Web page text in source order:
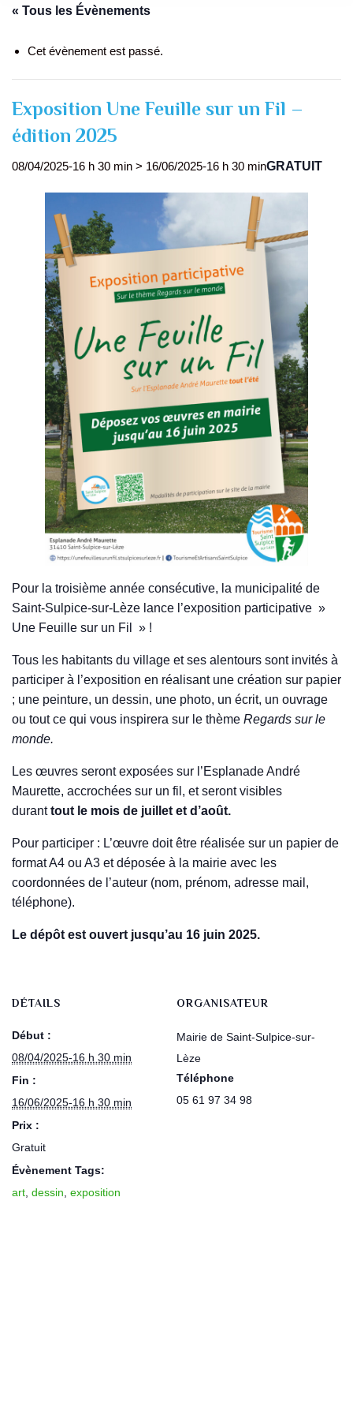
« Tous les Évènements
Cet évènement est passé.
Exposition Une Feuille sur un Fil –
édition 2025
08/04/2025-16 h 30 min > 16/06/2025-16 h 30 minGRATUIT
Pour la troisième année consécutive, la municipalité de
Saint-Sulpice-sur-Lèze lance l’exposition participative »
Une Feuille sur un Fil » !
Tous les habitants du village et ses alentours sont invités à
participer à l’exposition en réalisant une création sur papier
; une peinture, un dessin, une photo, un écrit, un ouvrage
ou tout ce qui vous inspirera sur le thème Regards sur le
monde.
Les œuvres seront exposées sur l’Esplanade André
Maurette, accrochées sur un fil, et seront visibles
duranttout le mois de juillet et d’août.
Pour participer : L’œuvre doit être réalisée sur un papier de
format A4 ou A3 et déposée à la mairie avec les
coordonnées de l’auteur (nom, prénom, adresse mail,
téléphone).
Le dépôt est ouvert jusqu’au 16 juin 2025.
DÉTAILS
Début :
08/04/2025-16 h 30 min
Fin :
16/06/2025-16 h 30 min
Prix :
Gratuit
Évènement Tags:
art dessin exposition
ORGANISATEUR
Mairie de Saint-Sulpice-sur-
Lèze
Téléphone
05 61 97 34 98